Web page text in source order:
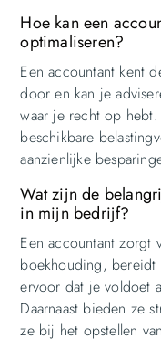
Hoe kan een
optimaliseren?
Een accountant kent
door en kan je
waar je recht op
beschikbare
aanzienlijke
Wat zijn de
in mijn bedrijf?
Een accountant zorgt
boekhouding, bereidt
ervoor dat je voldoet
Daarnaast bieden ze
ze bij het opstellen